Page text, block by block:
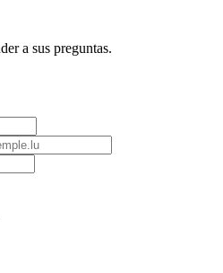
a sus preguntas.